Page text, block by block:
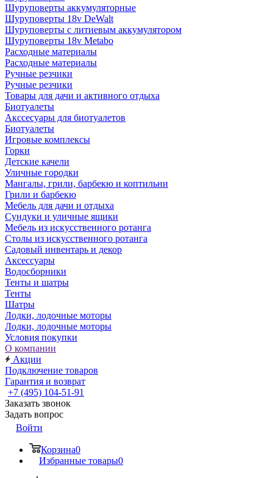
Шуруповерты аккумуляторные
Шуруповерты 18v DeWalt
Шуруповерты с литиевым аккумулятором
Шуруповерты 18v Metabo
Расходные материалы
Расходные материалы
Ручные резчики
Ручные резчики
Товары для дачи и активного отдыха
Биотуалеты
Акссесуары для биотуалетов
Биотуалеты
Игровые комплексы
Горки
Детские качели
Уличные городки
Мангалы, грили, барбекю и коптильни
Грили и барбекю
Мебель для дачи и отдыха
Сундуки и уличные ящики
Мебель из искусственного ротанга
Столы из искусственного ротанга
Садовый инвентарь и декор
Аксессуары
Водосборники
Тенты и шатры
Тенты
Шатры
Лодки, лодочные моторы
Лодки, лодочные моторы
Условия покупки
О компании
Акции
Подключение товаров
Гарантия и возврат
+7 (495) 104-51-91
Заказать звонок
Задать вопрос
Войти
Корзина0
Избранные товары0